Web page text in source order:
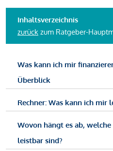
Inhaltsverzeichnis
zurück zum Ratgeber-
Was kann ich mir
Überblick
Rechner: Was kann ich mir
Wovon hängt es ab,
leistbar sind?